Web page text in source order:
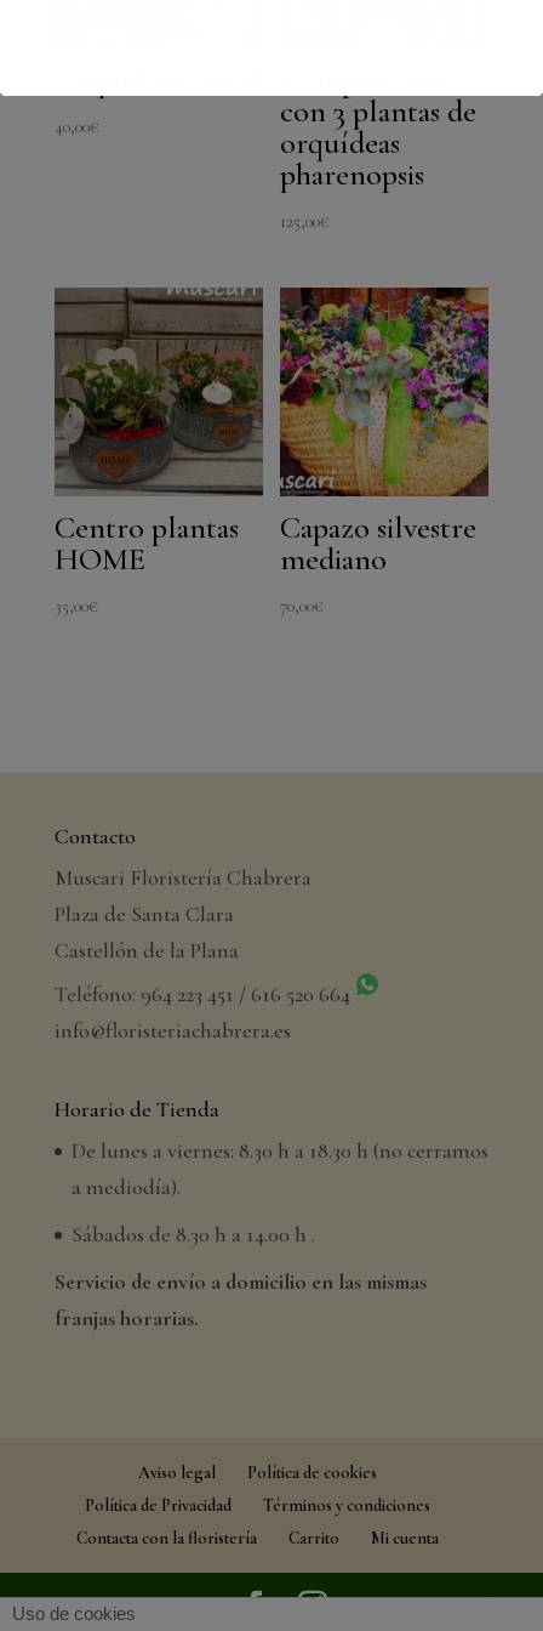
40,00€
con 3 plantas de
orquídeas
pharenopsis
125,00€
Centro plantas
HOME
35,00€
Capazo silvestre
mediano
70,00€
Contacto
Muscari Floristería Chabrera
Plaza de Santa Clara
Castellón de la Plana
Teléfono: 964 223 451 / 616 520 664
info@floristeriachabrera.es
Horario de Tienda
De lunes a viernes: 8.30 h a 18.30 h (no cerramos
a mediodía).
Sábados de 8.30 h a 14.00 h .
Servicio de envío a domicilio en las mismas
franjas horarias.
Aviso legal
Política de cookies
Política de Privacidad
Términos y condiciones
Contacta con la floristería
Carrito Mi cuenta
Uso de cookies